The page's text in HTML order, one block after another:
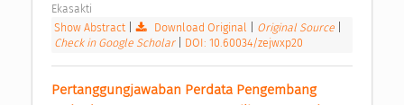
Ekasakti
Show Abstract| Download Original Original Source
Check in Google Scholar
DOI: 10.60034/zejwxp20
Pertanggungjawaban Perdata Pengembang